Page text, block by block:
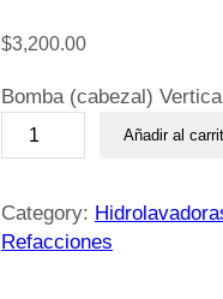
$3,200.00
Bomba (cabezal)
o
b
a
Añadir al
Category:
Refacciones